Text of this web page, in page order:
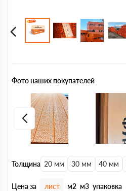
Толщина 20 мм 30 мм 40 мм
Цена за лист м2 м3 упаковка
Фото наших покупателей